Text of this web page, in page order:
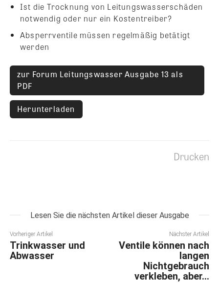
Ist die Trocknung von Leitungswasserschäden
notwendig oder nur ein Kostentreiber?
Absperrventile müssen regelmäßig betätigt
werden
zur Forum Leitungswasser Ausgabe 13 als
PDF
Herunterladen
Drucken
Lesen Sie die nächsten Artikel dieser Ausgabe
Vorheriger Artikel
Trinkwasser und
Abwasser
Nächster Artikel
Ventile können nach
langen
Nichtgebrauch
verkleben, aber…